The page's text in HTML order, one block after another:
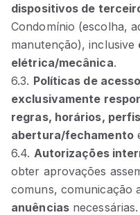
dispositivos de
Condomínio (escolha,
manutenção), inclusive
elétrica/mecânica.
6.3. Políticas de acesso
exclusivamente
regras, horários,
abertura/fechamento
6.4. Autorizações
obter aprovações
comuns, comunicação
anuênciasnecessárias.